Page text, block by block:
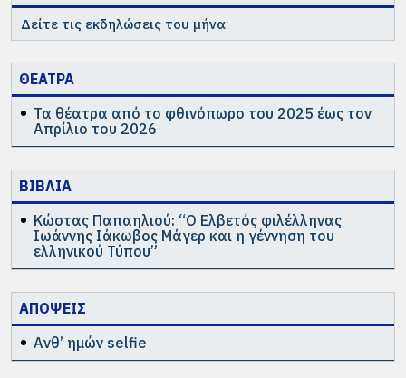
Δείτε τις εκδηλώσεις του μήνα
ΘΕΑΤΡΑ
Τα θέατρα από το φθινόπωρο του 2025 έως τον
Απρίλιο του 2026
ΒΙΒΛΙΑ
Κώστας Παπαηλιού: “Ο Ελβετός φιλέλληνας
Ιωάννης Ιάκωβος Μάγερ και η γέννηση του
ελληνικού Τύπου”
ΑΠΟΨΕΙΣ
Ανθ’ ημών selfie